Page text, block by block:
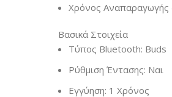
Χρόνος Αναπαραγωγής
Βασικά Στοιχεία
Τύπος Bluetooth: Buds
Ρύθμιση Έντασης: Ναι
Εγγύηση: 1 Χρόνος